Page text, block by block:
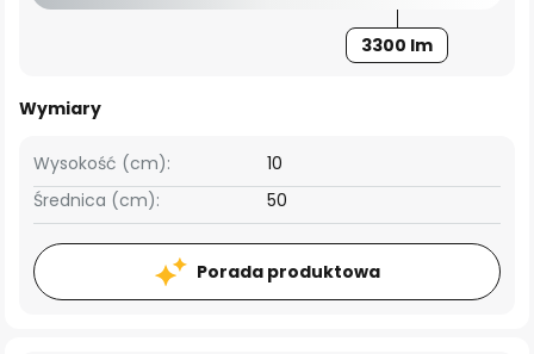
3300 lm
Wymiary
Wysokość (cm):
10
Średnica (cm):
50
Porada produktowa